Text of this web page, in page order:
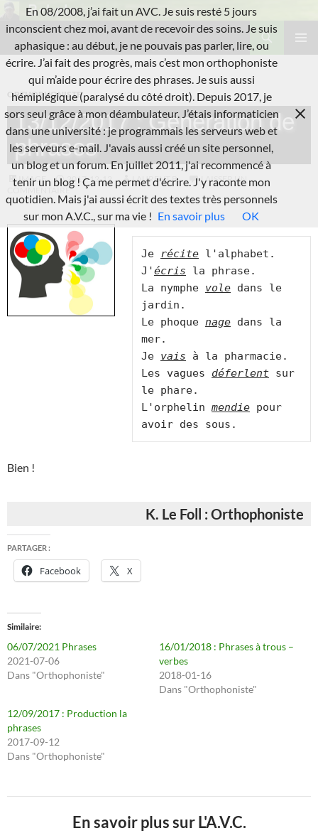
au
contenu
L'A.V.C.
Recherche
ORTHOPHONISTE
13/12/2017 : Génération de
phrases
IMAGE 2017-12-12 LAURENT B.
LAISSER UN
COMMENTAIRE
Je récite l'alphabet.
J'écris la phrase.
La nymphe vole dans le
jardin.
Le phoque nage dans la
mer.
Je vais à la pharmacie.
Les vagues déferlent sur
le phare.
L'orphelin mendie pour
Bien !
K. Le Foll : Orthophoniste
PARTAGER :
Facebook X
Similaire
06/07/2021 Phrases
2021-07-06
Dans "Orthophoniste"
16/01/2018 : Phrases à trous –
verbes
2018-01-16
Dans "Orthophoniste"
12/09/2017 : Production la
phrases
2017-09-12
Dans "Orthophoniste"
En savoir plus sur L'A.V.C.
En 08/2008, j’ai fait un AVC. Je suis resté 5 jours
inconscient chez moi, avant de recevoir des soins. Je suis
aphasique : au début, je ne pouvais pas parler, lire, ou
écrire. J’ai fait des progrès, mais c’est mon orthophoniste
qui m’aide pour écrire des phrases. Je suis aussi
hémiplégique (paralysé du côté droit). Depuis 2017, je
sors seul grâce à mon déambulateur. J’étais informaticien
dans une université : je programmais les serveurs web et
les serveurs e-mail. J'avais aussi créé un site personnel,
un blog et un forum. En juillet 2011, j'ai recommencé à
tenir un blog ! Ça me permet d'écrire. J'y raconte mon
quotidien. Mais j'ai aussi écrit des textes très personnels
sur mon A.V.C., sur ma vie ! En savoir plus OK